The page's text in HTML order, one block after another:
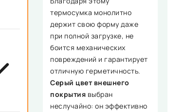
термосумка монолитно
держит свою форму даже
при полной загрузке, не
боится механических
повреждений и гарантирует
отличную герметичность.
Серый цвет внешнего
покрытия выбран
неслучайно: он эффективно